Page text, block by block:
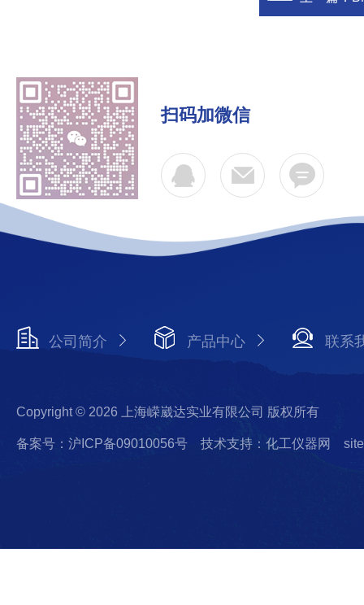
扫码加微信
公司简介 产品中心 联系
Copyright © 2026 上海嵘崴达实业有限公司 版权所有
备案号：沪ICP备09010056号 技术支持：化工仪器网